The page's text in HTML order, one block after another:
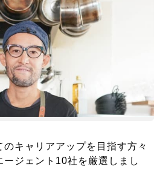
キャリアアップを目指す方々
ージェント10社を厳選しまし